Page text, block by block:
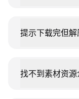
提示下载完但解
找不到素材资源